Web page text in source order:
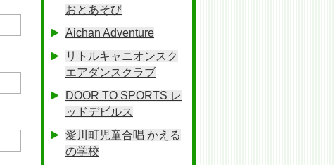
おとあそび
Aichan Adventure
リトルキャニオンスク
エアダンスクラブ
DOOR TO SPORTS レ
ッドデビルス
愛川町児童合唱 かえる
の学校